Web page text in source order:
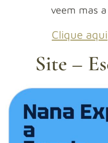
veem mas
Clique aqui
Site –